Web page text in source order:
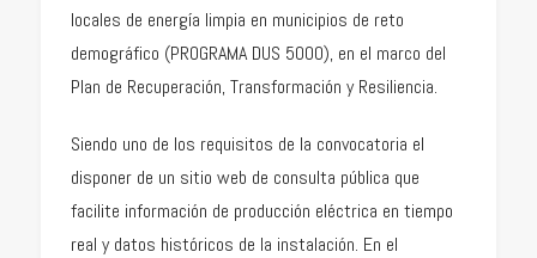
locales de energía limpia en municipios de reto
demográfico (PROGRAMA DUS 5000), en el marco del
Plan de Recuperación, Transformación y Resiliencia.
Siendo uno de los requisitos de la convocatoria el
disponer de un sitio web de consulta pública que
facilite información de producción eléctrica en tiempo
real y datos históricos de la instalación. En el